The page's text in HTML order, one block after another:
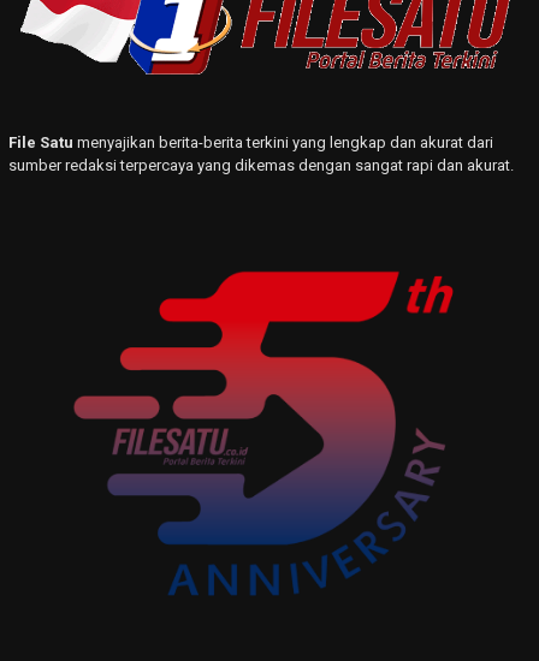
File Satu menyajikan berita-berita terkini yang lengkap dan akurat dari
sumber redaksi terpercaya yang dikemas dengan sangat rapi dan akurat.